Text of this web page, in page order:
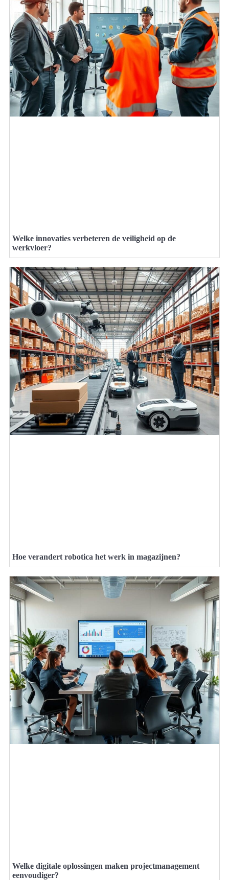
Welke innovaties verbeteren de veiligheid op de
werkvloer?
Hoe verandert robotica het werk in magazijnen?
Welke digitale oplossingen maken projectmanagement
eenvoudiger?